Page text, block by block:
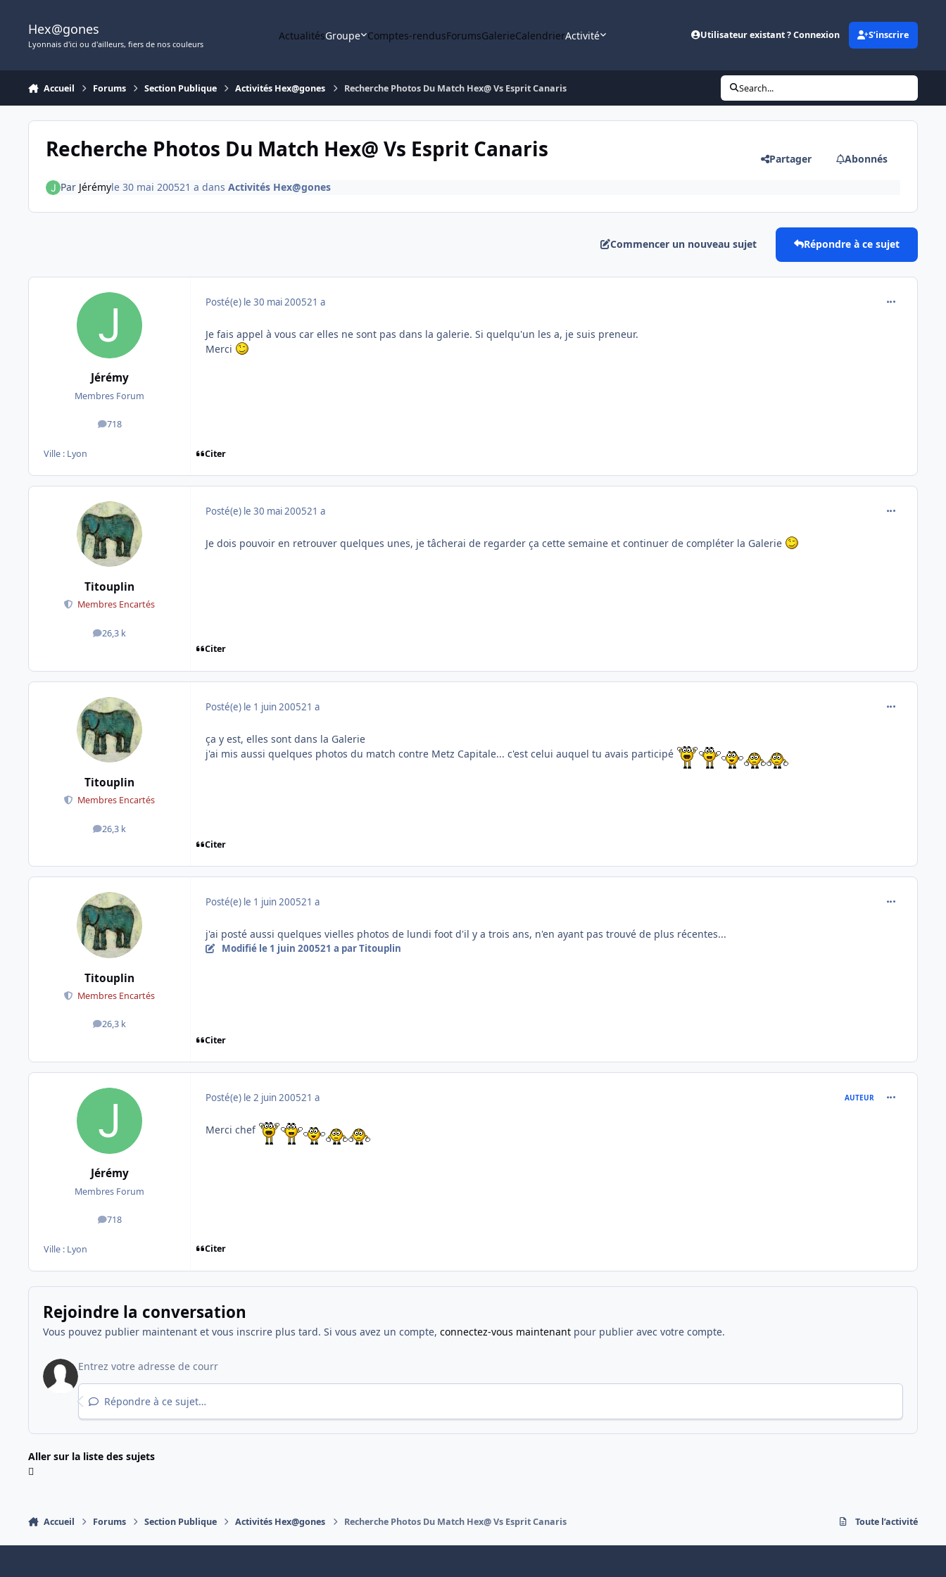
Hex@gones
Lyonnais d'ici ou d'ailleurs, fiers de nos couleurs
ActualitésGroupe Comptes-rendusForumsGalerieCalendrierActivité Utilisateur existant ? Connexion S’inscrire
Accueil Forums Section Publique Activités Hex@gones Recherche Photos Du Match Hex@ Vs Esprit Canaris Search...
Recherche Photos Du Match Hex@ Vs Esprit Canaris Partager Abonnés
Par Jérémyle 30 mai 200521 a dans Activités Hex@gones
Commencer un nouveau sujet Répondre à ce sujet
Jérémy
Membres Forum
718
messages
Ville : Lyon
Posté(e) le 30 mai 200521 a
Je fais appel à vous car elles ne sont pas dans la galerie. Si quelqu'un les a, je suis preneur.
Merci
Citer
Titouplin
Membres Encartés
26,3 k
messages
Posté(e) le 30 mai 200521 a
Je dois pouvoir en retrouver quelques unes, je tâcherai de regarder ça cette semaine et continuer de compléter la Galerie
Citer
Titouplin
Membres Encartés
26,3 k
messages
Posté(e) le 1 juin 200521 a
ça y est, elles sont dans la Galerie
j'ai mis aussi quelques photos du match contre Metz Capitale... c'est celui auquel tu avais participé
Citer
Titouplin
Membres Encartés
26,3 k
messages
Posté(e) le 1 juin 200521 a
j'ai posté aussi quelques vielles photos de lundi foot d'il y a trois ans, n'en ayant pas trouvé de plus récentes...
Modifié le 1 juin 200521 a par Titouplin
Citer
Jérémy
Membres Forum
718
messages
Ville : Lyon
Posté(e) le 2 juin 200521 a AUTEUR
Merci chef
Citer
Rejoindre la conversation
Vous pouvez publier maintenant et vous inscrire plus tard. Si vous avez un compte, connectez-vous maintenantpour publier avec votre compte.
Répondre à ce sujet…
Aller sur la liste des sujets
Accueil Forums Section Publique Activités Hex@gones Recherche Photos Du Match Hex@ Vs Esprit Canaris Toute l’activité